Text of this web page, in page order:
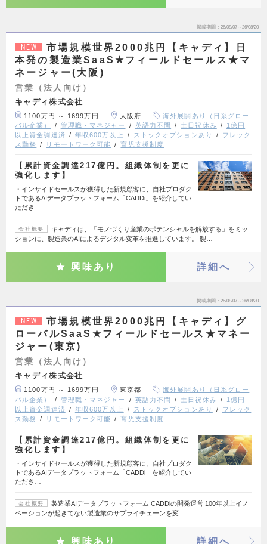
掲載期間 26/08/07～26/08/20
NEW
市場規模世界2000兆円【キャディ】日
本発の製造業SaaS★フィールドセールス★マ
ネージャー(大阪)
営業（法人向け）
キャディ株式会社
1100万円 ～ 1699万円 大阪府
海外展開あり（日系グロー
バル企業）
管理職・マネジャー 英語力不問 土日祝休み
1億円
以上資金調達済
年収600万以上 ストックオプションあり
フレック
ス勤務
リモートワーク可能 育児支援制度
【累計資金調達217億円。組織体制を更に
強化します】
・インサイドセールスが獲得した新規顧客に、自社プロダク
トであるAIデータプラットフォーム「CADDi」を紹介してい
ただき…
会社概要
キャディは、「モノづくり産業のポテンシャルを解放する」をミッ
ションに、製造業のAIによるデジタル変革を推進しています。 製…
興味あり 詳細へ
掲載期間 26/08/07～26/08/20
NEW
市場規模世界2000兆円【キャディ】グ
ローバルSaaS★フィールドセールス★マネー
ジャー(東京)
営業（法人向け）
キャディ株式会社
1100万円 ～ 1699万円 東京都
海外展開あり（日系グロー
バル企業）
管理職・マネジャー 英語力不問 土日祝休み
1億円
以上資金調達済
年収600万以上 ストックオプションあり
フレック
ス勤務
リモートワーク可能 育児支援制度
【累計資金調達217億円。組織体制を更に
強化します】
・インサイドセールスが獲得した新規顧客に、自社プロダク
トであるAIデータプラットフォーム「CADDi」を紹介してい
ただき…
会社概要
製造業AIデータプラットフォーム CADDiの開発運営 100年以上イノ
ベーションが起きてない製造業のサプライチェーンを変…
興味あり 詳細へ